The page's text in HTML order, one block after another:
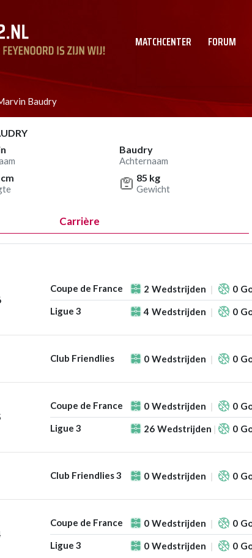
MATCHCENTER FORUM
Baudry
Baudry
Achternaam
85 kg
Gewicht
Carrière
Coupe de France 2 Wedstrijden 0
Ligue 3 4 Wedstrijden 0
Club Friendlies 0 Wedstrijden 0
Coupe de France 0 Wedstrijden 0
Ligue 3 26 Wedstrijden 0
Club Friendlies 3 0 Wedstrijden 0
Coupe de France 0 Wedstrijden 0
Ligue 3 0 Wedstrijden 0